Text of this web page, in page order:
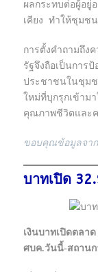
ผลกระทบต่อผู้อยู่
เคียง ทำให้ชุมช
การตั้งคำถามถึง
รัฐจึงถือเป็นการ
ประชาชนในชุมช
ใหม่ที่บุกรุกเข้าม
คุณภาพชีวิตและค
ขอบคุณข้อมูลจาก
บาทเปิด
เงินบาทเปิดตลา
ศบค.วันนี้-สถานก